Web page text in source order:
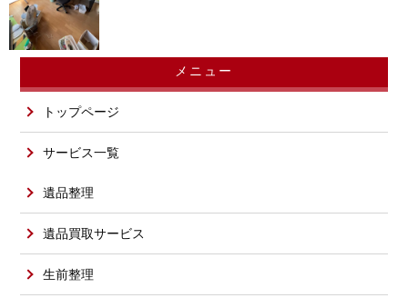
メニュー
トップページ
サービス一覧
遺品整理
遺品買取サービス
生前整理